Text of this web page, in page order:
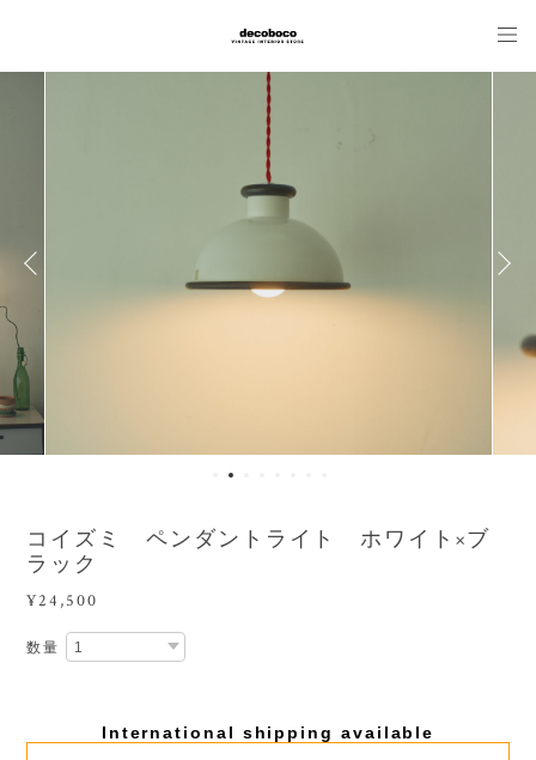
コイズミ ペンダントライト ホワイト×ブ
ラック
¥24,500
数量
International shipping available